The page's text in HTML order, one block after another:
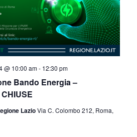
Bando Energia –
@ 10:00 am- 12:30 pm
LazioVia C. Colombo 212, Roma,